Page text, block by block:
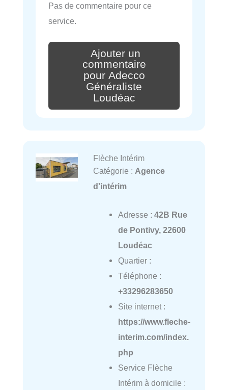
Pas de commentaire pour ce
service.
Ajouter un
commentaire
pour Adecco
Généraliste
Loudéac
Flèche Intérim
Catégorie : Agence
d'intérim
Adresse : 42B Rue
de Pontivy, 22600
Loudéac
Quartier :
Téléphone :
+33296283650
Site internet :
https://www.fleche-
interim.com/index.
php
Service Flèche
Intérim à domicile :